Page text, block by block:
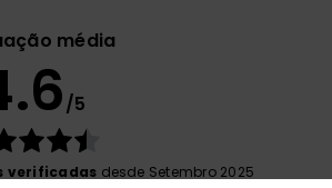
média
/5
verificadas desde Setembro 2025